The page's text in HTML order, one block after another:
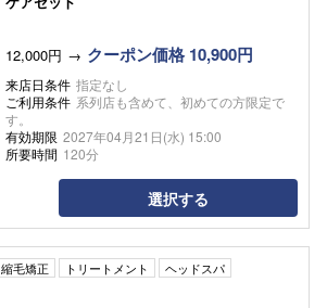
12,000円 クーポン価格 10,900円
来店日条件 指定なし
ご利用条件 系列店も含めて、初めての方限定で
す。
有効期限 2027年04月21日(水) 15:00
所要時間 120分
選択する
縮毛矯正 トリートメント ヘッドスパ